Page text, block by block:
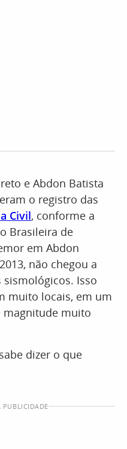
e Abdon Batista
o registro das
Civil, conforme a
Brasileira de
em Abdon
não chegou a
Isso
muito locais, em um
magnitude muito
dizer o que